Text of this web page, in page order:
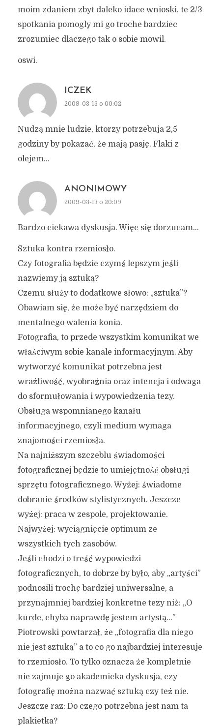
moim zdaniem zbyt daleko idace wnioski. te 2/3
spotkania pomogly mi go troche bardziec
zrozumiec dlaczego tak o sobie mowil.
oswi.
ICZEK
2009-03-13 o 00:02
Nudzą mnie ludzie, ktorzy potrzebuja 2,5
godziny by pokazać, że mają pasję. Flaki z
olejem…
ANONIMOWY
2009-03-13 o 20:09
Bardzo ciekawa dyskusja. Więc się dorzucam…
Sztuka kontra rzemiosło.
Czy fotografia będzie czymś lepszym jeśli
nazwiemy ją sztuką?
Czemu służy to dodatkowe słowo: „sztuka”?
Obawiam się, że może być narzędziem do
mentalnego walenia konia.
Fotografia, to przede wszystkim komunikat we
właściwym sobie kanale informacyjnym. Aby
wytworzyć komunikat potrzebna jest
wrażliwość, wyobraźnia oraz intencja i odwaga
do sformułowania i wypowiedzenia tezy.
Obsługa wspomnianego kanału
informacyjnego, czyli medium wymaga
znajomości rzemiosła.
Na najniższym szczeblu świadomości
fotograficznej będzie to umiejętność obsługi
sprzętu fotograficznego. Wyżej: świadome
dobranie środków stylistycznych. Jeszcze
wyżej: praca w zespole, projektowanie.
Najwyżej: wyciągnięcie optimum ze
wszystkich tych zasobów.
Jeśli chodzi o treść wypowiedzi
fotograficznych, to dobrze by było, aby „artyści”
podnosili trochę bardziej uniwersalne, a
przynajmniej bardziej konkretne tezy niż: „O
kurde, chyba naprawdę jestem artystą…”
Piotrowski powtarzał, że „fotografia dla niego
nie jest sztuką” a to co go najbardziej interesuje
to rzemiosło. To tylko oznacza że kompletnie
nie zajmuje go akademicka dyskusja, czy
fotografię można nazwać sztuką czy też nie.
Jeszcze raz: Do czego potrzebna jest nam ta
plakietka?